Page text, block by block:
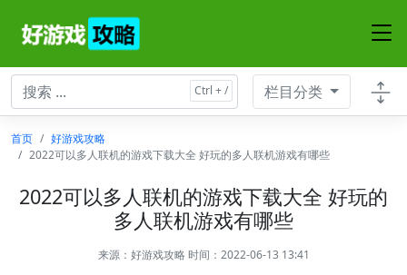
栏目分类
首页
好游戏攻略
2022可以多人联机的游戏下载大全 好玩的多人联机游戏有哪些
2022可以多人联机的游戏下载大全 好玩的
多人联机游戏有哪些
来源： 好游戏攻略时间：2022-06-13 13:41